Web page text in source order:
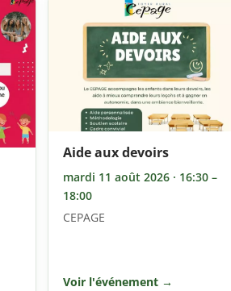
Aide aux devoirs
mardi 11 août 2026 · 16:30 –
18:00
CEPAGE
Voir l'événement →